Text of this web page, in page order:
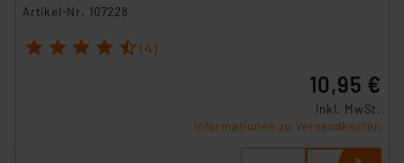
Artikel-Nr. 107228
1 2 3 4 5 (4)
10,95 €
inkl. MwSt.
Informationen zu Versandkosten